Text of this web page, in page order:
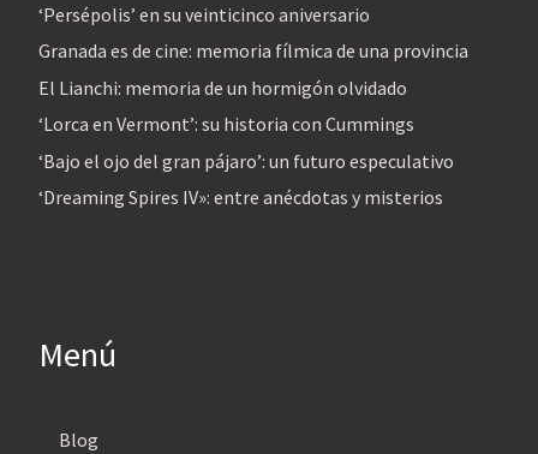
‘Persépolis’ en su veinticinco aniversario
Granada es de cine: memoria fílmica de una provincia
El Lianchi: memoria de un hormigón olvidado
‘Lorca en Vermont’: su historia con Cummings
‘Bajo el ojo del gran pájaro’: un futuro especulativo
‘Dreaming Spires IV»: entre anécdotas y misterios
Menú
Blog